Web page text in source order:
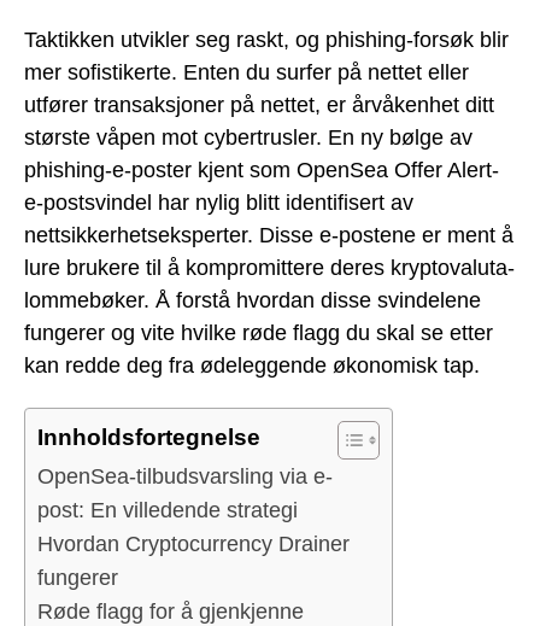
Taktikken utvikler seg raskt, og phishing-forsøk blir
mer sofistikerte. Enten du surfer på nettet eller
utfører transaksjoner på nettet, er årvåkenhet ditt
største våpen mot cybertrusler. En ny bølge av
phishing-e-poster kjent som OpenSea Offer Alert-
e-postsvindel har nylig blitt identifisert av
nettsikkerhetseksperter. Disse e-postene er ment å
lure brukere til å kompromittere deres kryptovaluta-
lommebøker. Å forstå hvordan disse svindelene
fungerer og vite hvilke røde flagg du skal se etter
kan redde deg fra ødeleggende økonomisk tap.
Innholdsfortegnelse
OpenSea-tilbudsvarsling via e-
post: En villedende strategi
Hvordan Cryptocurrency Drainer
fungerer
Røde flagg for å gjenkjenne